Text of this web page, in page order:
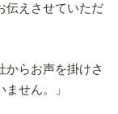
伝えさせていただ
からお声を掛けさ
せん。」